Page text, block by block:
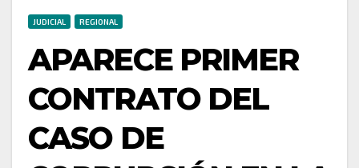
JUDICIAL REGIONAL
APARECE PRIMER
CONTRATO DEL
CASO DE